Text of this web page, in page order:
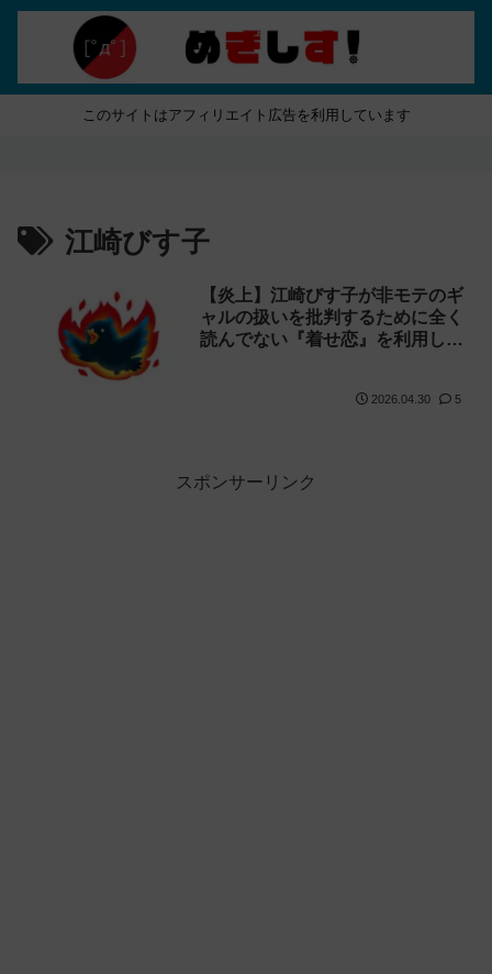
このサイトはアフィリエイト広告を利用しています
江崎びす子
【炎上】江崎びす子が非モテのギ
ャルの扱いを批判するために全く
読んでない『着せ恋』を利用して
2026.04.30 5
スポンサーリンク